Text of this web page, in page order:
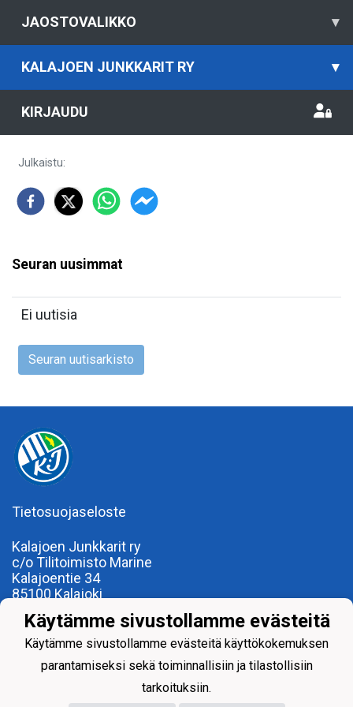
JAOSTOVALIKKO ▾
KALAJOEN JUNKKARIT RY ▾
KIRJAUDU
Julkaistu:
Seuran uusimmat
Ei uutisia
Seuran uutisarkisto
Tietosuojaseloste
Kalajoen Junkkarit ry
c/o Tilitoimisto Marine
Kalajoentie 34
85100 Kalajoki
Y-tunnus 0185922-0
Yhdistysrekisterinumero 120.904
Käytämme sivustollamme evästeitä
Käytämme sivustollamme evästeitä käyttökokemuksen
parantamiseksi sekä toiminnallisiin ja tilastollisiin
tarkoituksiin.